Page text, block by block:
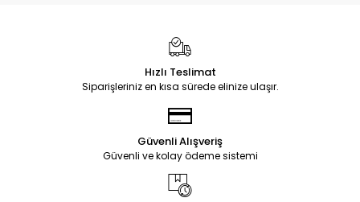
Hızlı Teslimat
Siparişleriniz en kısa sürede elinize ulaşır.
Güvenli Alışveriş
Güvenli ve kolay ödeme sistemi